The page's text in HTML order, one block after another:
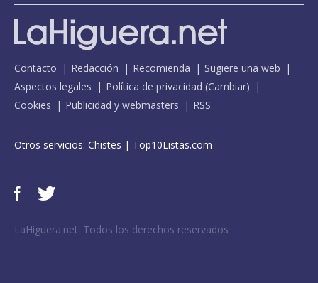
Contacto Redacción Recomienda
Sugiere una web
Aspectos legales
Política de privacidad (Cambiar)
Cookies
Publicidad y webmasters RSS
Otros servicios: Chistes | Top10Listas.com
LaHiguera.net. Todos los derechos reservados